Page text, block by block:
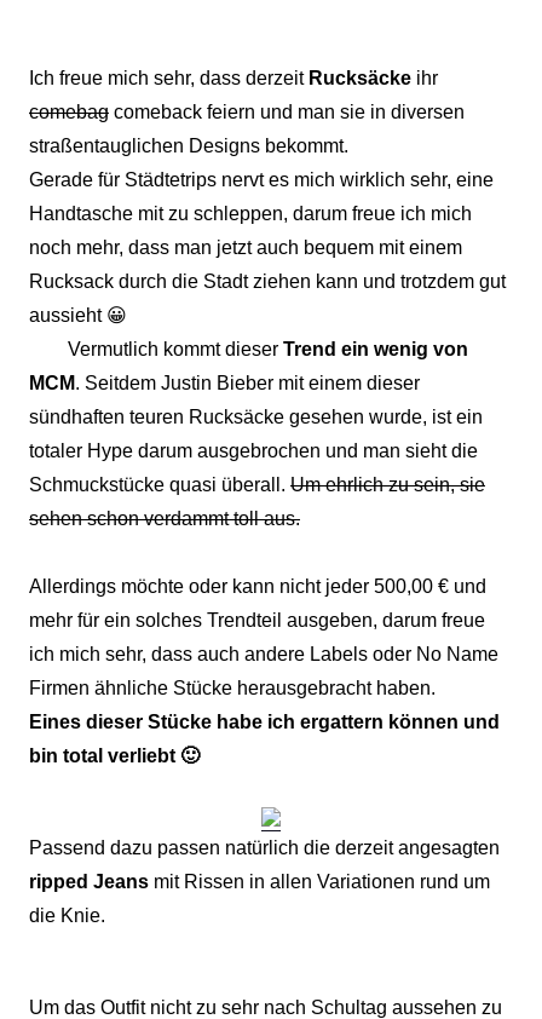
Ich freue mich sehr, dass derzeit Rucksäcke ihr
comebag comeback feiern und man sie in diversen
straßentauglichen Designs bekommt.
Gerade für Städtetrips nervt es mich wirklich sehr, eine
Handtasche mit zu schleppen, darum freue ich mich
noch mehr, dass man jetzt auch bequem mit einem
Rucksack durch die Stadt ziehen kann und trotzdem gut
aussieht 😀
Vermutlich kommt dieser Trend ein wenig von
MCM. Seitdem Justin Bieber mit einem dieser
sündhaften teuren Rucksäcke gesehen wurde, ist ein
totaler Hype darum ausgebrochen und man sieht die
Schmuckstücke quasi überall. Um ehrlich zu sein, sie
sehen schon verdammt toll aus.
Allerdings möchte oder kann nicht jeder 500,00 € und
mehr für ein solches Trendteil ausgeben, darum freue
ich mich sehr, dass auch andere Labels oder No Name
Firmen ähnliche Stücke herausgebracht haben.
Eines dieser Stücke habe ich ergattern können und
bin total verliebt 🙂
Passend dazu passen natürlich die derzeit angesagten
ripped Jeans mit Rissen in allen Variationen rund um
die Knie.
Um das Outfit nicht zu sehr nach Schultag aussehen zu